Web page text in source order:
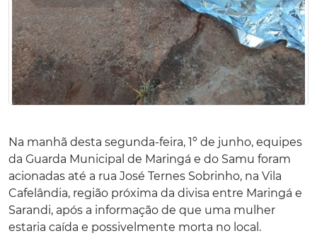
Na manhã desta segunda-feira, 1º de junho, equipes
da Guarda Municipal de Maringá e do Samu foram
acionadas até a rua José Ternes Sobrinho, na Vila
Cafelândia, região próxima da divisa entre Maringá e
Sarandi, após a informação de que uma mulher
estaria caída e possivelmente morta no local.